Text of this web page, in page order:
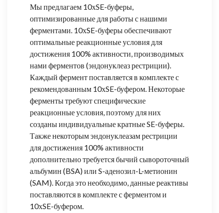
Мы предлагаем 10хSE-буферы,
оптимизированные для работы с нашими
ферментами. 10хSE-буферы обеспечивают
оптимальные реакционные условия для
достижения 100% активности, производимых
нами ферментов (эндонуклеаз рестриции).
Каждый фермент поставляется в комплекте с
рекомендованным 10хSE-буфером. Некоторые
ферменты требуют специфические
реакционные условия, поэтому для них
созданы индивидуальные кратные SE-буферы.
Также некоторым эндонуклеазам рестриции
для достижения 100% активности
дополнительно требуется бычий сывороточный
альбумин (BSA) или S-аденозил-L-метионин
(SAM). Когда это необходимо, данные реактивы
поставляются в комплекте с ферментом и
10хSE-буфером.